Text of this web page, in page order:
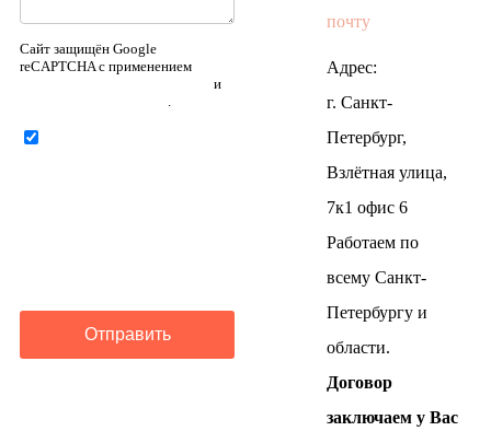
Сайт защищён Google
reCAPTCHA с применением
и
Отправить
почту
Адрес:
г. Санкт-
Петербург,
Взлётная улица,
7к1 офис 6
Работаем по
всему Санкт-
Петербургу и
области.
Договор
заключаем у Вас